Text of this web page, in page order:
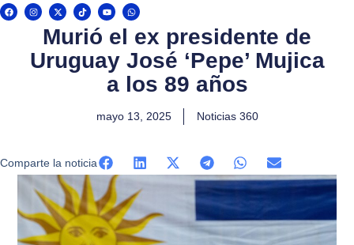
F
a
c
I
n
s
a
X
-
t
w
t
e
T
i
k
t
Y
o
u
u
e
W
h
a
p
p
Murió el ex presidente de
Uruguay José ‘Pepe’ Mujica
a los 89 años
mayo 13, 2025 Noticias 360
Comparte la noticia